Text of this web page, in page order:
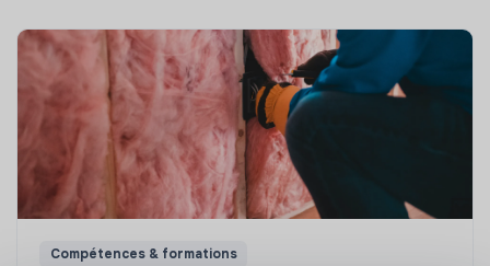
Compétences & formations